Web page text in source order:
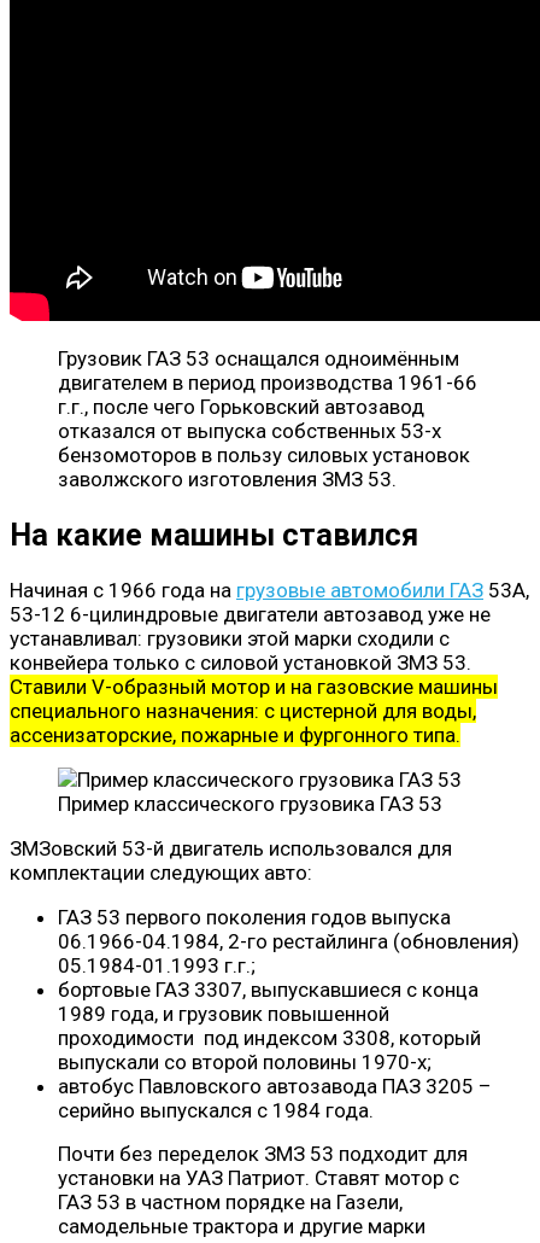
Грузовик ГАЗ 53 оснащался одноимённым
двигателем в период производства 1961-66
г.г., после чего Горьковский автозавод
отказался от выпуска собственных 53-х
бензомоторов в пользу силовых установок
заволжского изготовления ЗМЗ 53.
На какие машины ставился
Начиная с 1966 года на грузовые автомобили ГАЗ 53А,
53-12 6-цилиндровые двигатели автозавод уже не
устанавливал: грузовики этой марки сходили с
конвейера только с силовой установкой ЗМЗ 53.
Ставили V-образный мотор и на газовские машины
специального назначения: с цистерной для воды,
ассенизаторские, пожарные и фургонного типа.
Пример классического грузовика ГАЗ 53
ЗМЗовский 53-й двигатель использовался для
комплектации следующих авто:
ГАЗ 53 первого поколения годов выпуска
06.1966-04.1984, 2-го рестайлинга (обновления)
05.1984-01.1993 г.г.;
бортовые ГАЗ 3307, выпускавшиеся с конца
1989 года, и грузовик повышенной
проходимости под индексом 3308, который
выпускали со второй половины 1970-х;
автобус Павловского автозавода ПАЗ 3205 –
серийно выпускался с 1984 года.
Почти без переделок ЗМЗ 53 подходит для
установки на УАЗ Патриот. Ставят мотор с
ГАЗ 53 в частном порядке на Газели,
самодельные трактора и другие марки